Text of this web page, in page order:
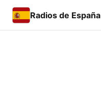
Radios de España